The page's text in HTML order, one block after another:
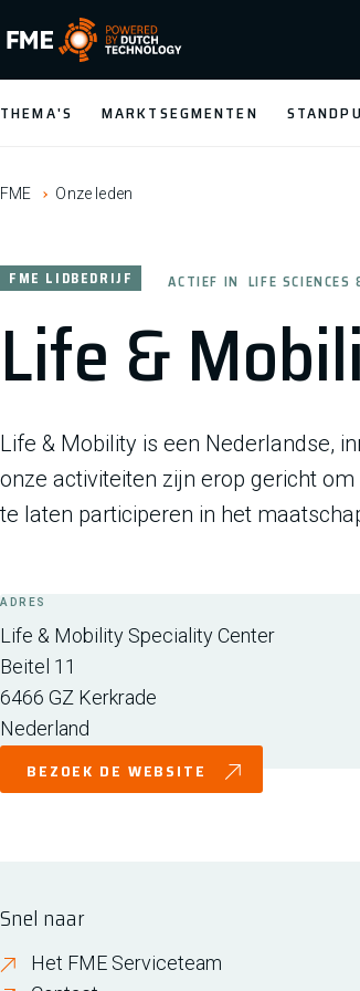
FME Logo, to the homepage
THEMA'S MARKTSEGMENTEN
FME Onze leden
Life &
FME LIDBEDRIJF ACTIEF IN LIFE SCIENCES
Life & Mobility is een Nederlandse,
onze activiteiten zijn erop gericht
te laten participeren in het
ADRES
Life & Mobility Speciality Center
Beitel 11
6466 GZ Kerkrade
Nederland
BEZOEK DE WEBSITE
Snel naar
Het FME Serviceteam